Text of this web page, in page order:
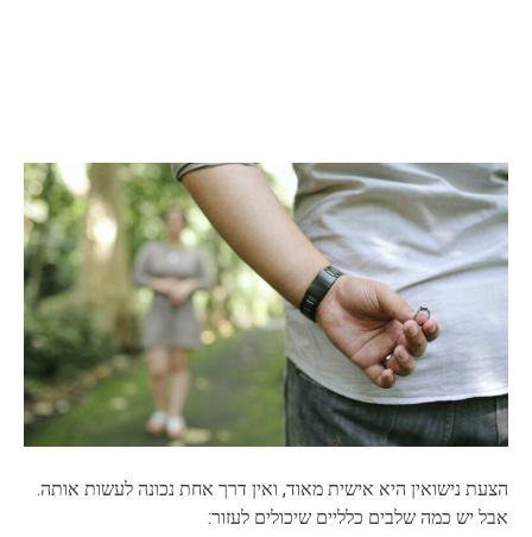
הצעת נישואין היא אישית מאוד, ואין דרך אחת נכונה לעשות אותה.
אבל יש כמה שלבים כלליים שיכולים לעזור: